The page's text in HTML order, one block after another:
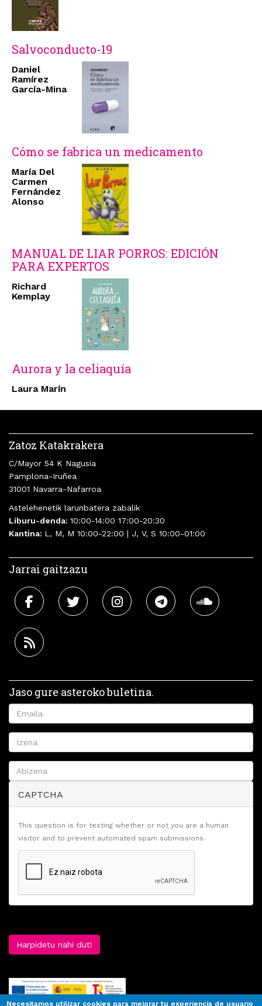
Salvoconducto-19
Daniel
Ramírez
García-Mina
Cómo se fabrica un medicamento
María Del
Carmen
Fernández
Alonso
MANUAL DE LIAR PORROS: EDICIÓN
PARA EXPERTOS
Richard
Kemplay
Aurora y la celiaquía
Laura Marín
Zatoz Katakrakera
C/Mayor 54 K Nagusia
Pamplona-Iruñea
31001 Navarra-Nafarroa
Astelehenetik larunbatera zabalik
Liburu-denda: 10:00-14:00 17:00-20:30
Kantina: L, M, M 10:00-22:00 | J, V, S 10:00-01:00
Jarrai gaitzazu
Jaso gure asteroko buletina.
CAPTCHA
This question is for testing whether or not you are a human
visitor and to prevent automated spam submissions.
Harpidetu nahi dut!
Necesitamos utilizar cookies para mejorar tu experiencia de usuario